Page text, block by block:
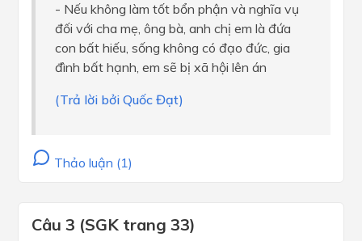
- Nếu không làm tốt bổn phận và nghĩa vụ
đối với cha mẹ, ông bà, anh chị em là đứa
con bất hiếu, sống không có đạo đức, gia
đình bất hạnh, em sẽ bị xã hội lên án
(Trả lời bởi Quốc Đạt)
Thảo luận (1)
Câu 3 (SGK trang 33)